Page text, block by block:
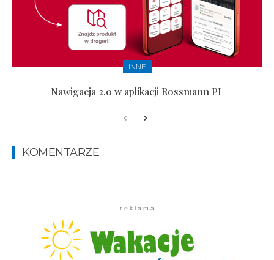
INNE
Nawigacja 2.0 w aplikacji Rossmann PL
KOMENTARZE
r e k l a m a